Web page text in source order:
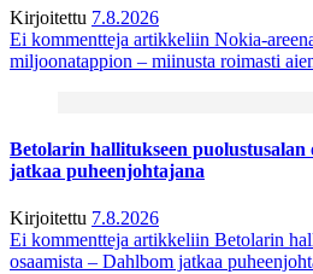
Kirjoitettu 7.8.2026
Ei kommentteja artikkeliin Nokia-
miljoonatappion – miinusta roimasti
Betolarin hallitukseen puolustusalan
jatkaa puheenjohtajana
Kirjoitettu 7.8.2026
Ei kommentteja artikkeliin Betolarin
osaamista – Dahlbom jatkaa